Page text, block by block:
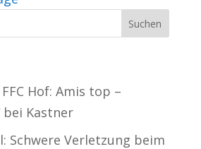
Hof: Amis top –
bei Kastner
Schwere Verletzung beim